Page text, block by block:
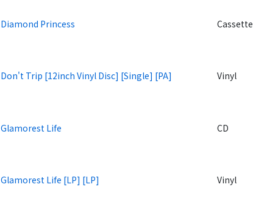
Diamond Princess Cassette
Don't Trip [12inch Vinyl Disc] [Single] [PA] Vinyl
Glamorest Life CD
Glamorest Life [LP] [LP] Vinyl